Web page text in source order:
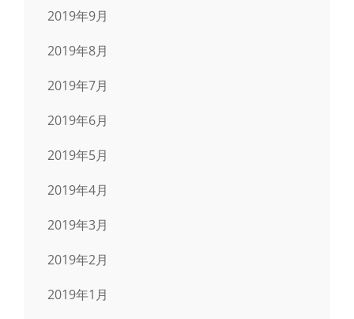
2019年9月
2019年8月
2019年7月
2019年6月
2019年5月
2019年4月
2019年3月
2019年2月
2019年1月